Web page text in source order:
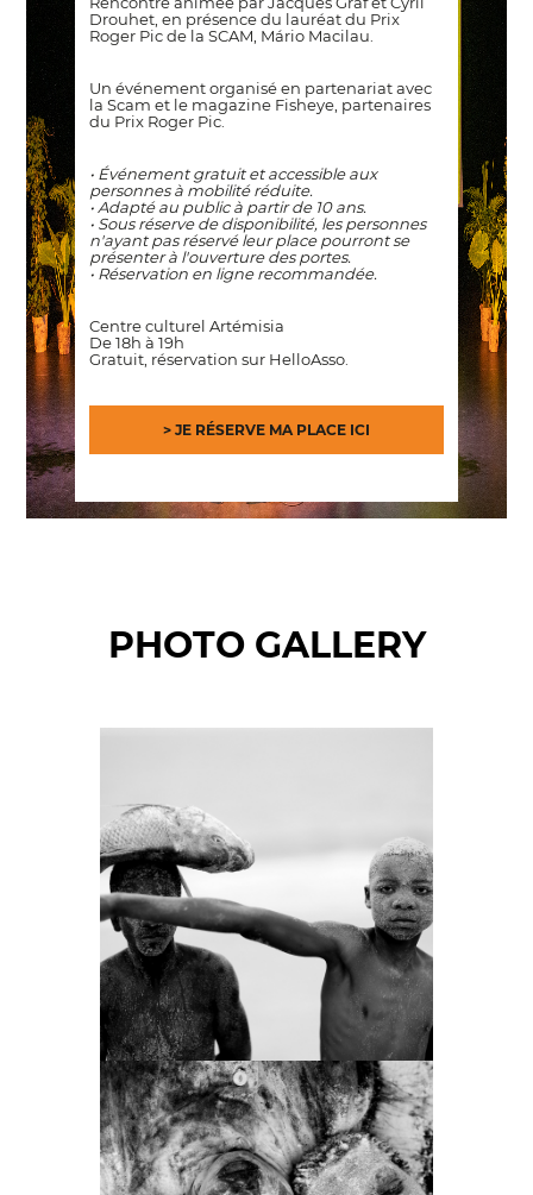
Drouhet, en présence du lauréat du Prix
Roger Pic de la SCAM, Mário Macilau.
Un événement organisé en partenariat avec
la Scam et le magazine Fisheye, partenaires
du Prix Roger Pic.
• Événement gratuit et accessible aux
personnes à mobilité réduite.
• Adapté au public à partir de 10 ans.
• Sous réserve de disponibilité, les personnes
n'ayant pas réservé leur place pourront se
présenter à l'ouverture des portes.
• Réservation en ligne recommandée.
Centre culturel Artémisia
De 18h à 19h
Gratuit, réservation sur HelloAsso.
> JE RÉSERVE MA PLACE ICI
PHOTO GALLERY